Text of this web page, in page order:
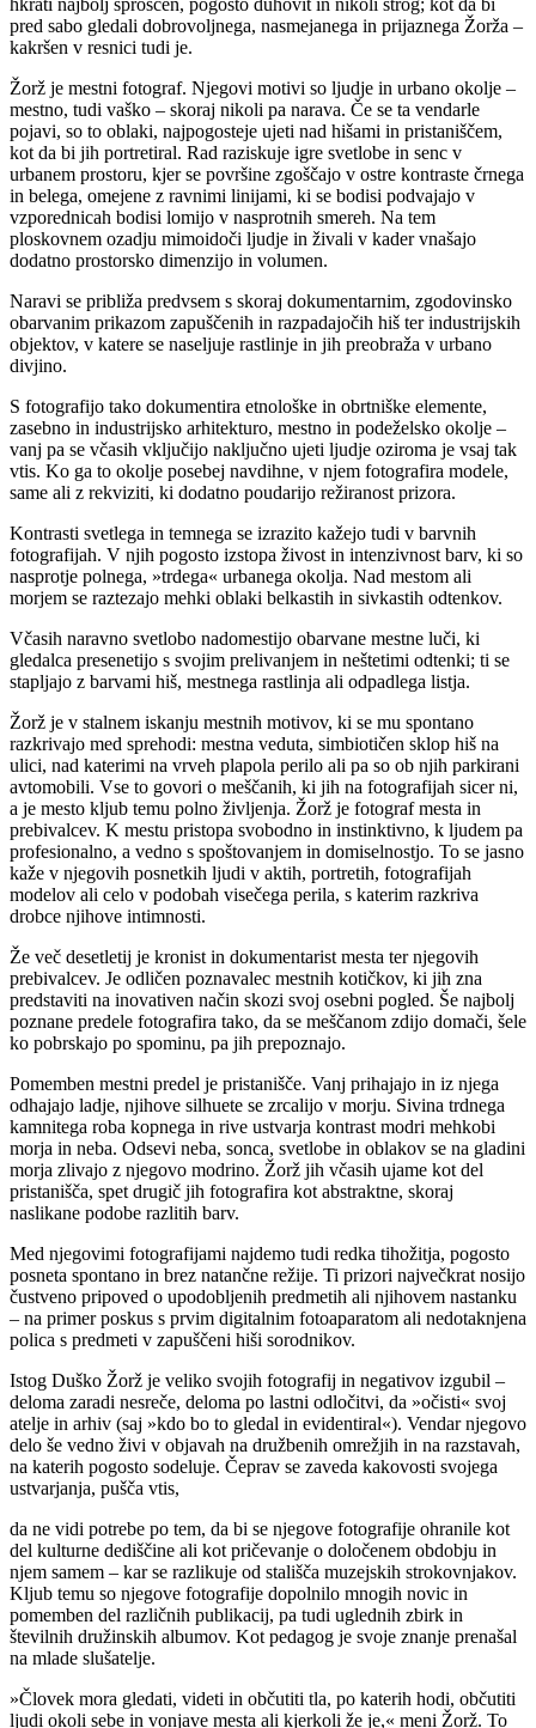
pred sabo gledali dobrovoljnega, nasmejanega in prijaznega Žorža –
kakršen v resnici tudi je.
Žorž je mestni fotograf. Njegovi motivi so ljudje in urbano okolje –
mestno, tudi vaško – skoraj nikoli pa narava. Če se ta vendarle
pojavi, so to oblaki, najpogosteje ujeti nad hišami in pristaniščem,
kot da bi jih portretiral. Rad raziskuje igre svetlobe in senc v
urbanem prostoru, kjer se površine zgoščajo v ostre kontraste črnega
in belega, omejene z ravnimi linijami, ki se bodisi podvajajo v
vzporednicah bodisi lomijo v nasprotnih smereh. Na tem
ploskovnem ozadju mimoidoči ljudje in živali v kader vnašajo
dodatno prostorsko dimenzijo in volumen.
Naravi se približa predvsem s skoraj dokumentarnim, zgodovinsko
obarvanim prikazom zapuščenih in razpadajočih hiš ter industrijskih
objektov, v katere se naseljuje rastlinje in jih preobraža v urbano
divjino.
S fotografijo tako dokumentira etnološke in obrtniške elemente,
zasebno in industrijsko arhitekturo, mestno in podeželsko okolje –
vanj pa se včasih vključijo naključno ujeti ljudje oziroma je vsaj tak
vtis. Ko ga to okolje posebej navdihne, v njem fotografira modele,
same ali z rekviziti, ki dodatno poudarijo režiranost prizora.
Kontrasti svetlega in temnega se izrazito kažejo tudi v barvnih
fotografijah. V njih pogosto izstopa živost in intenzivnost barv, ki so
nasprotje polnega, »trdega« urbanega okolja. Nad mestom ali
morjem se raztezajo mehki oblaki belkastih in sivkastih odtenkov.
Včasih naravno svetlobo nadomestijo obarvane mestne luči, ki
gledalca presenetijo s svojim prelivanjem in neštetimi odtenki; ti se
stapljajo z barvami hiš, mestnega rastlinja ali odpadlega listja.
Žorž je v stalnem iskanju mestnih motivov, ki se mu spontano
razkrivajo med sprehodi: mestna veduta, simbiotičen sklop hiš na
ulici, nad katerimi na vrveh plapola perilo ali pa so ob njih parkirani
avtomobili. Vse to govori o meščanih, ki jih na fotografijah sicer ni,
a je mesto kljub temu polno življenja. Žorž je fotograf mesta in
prebivalcev. K mestu pristopa svobodno in instinktivno, k ljudem pa
profesionalno, a vedno s spoštovanjem in domiselnostjo. To se jasno
kaže v njegovih posnetkih ljudi v aktih, portretih, fotografijah
modelov ali celo v podobah visečega perila, s katerim razkriva
drobce njihove intimnosti.
Že več desetletij je kronist in dokumentarist mesta ter njegovih
prebivalcev. Je odličen poznavalec mestnih kotičkov, ki jih zna
predstaviti na inovativen način skozi svoj osebni pogled. Še najbolj
poznane predele fotografira tako, da se meščanom zdijo domači, šele
ko pobrskajo po spominu, pa jih prepoznajo.
Pomemben mestni predel je pristanišče. Vanj prihajajo in iz njega
odhajajo ladje, njihove silhuete se zrcalijo v morju. Sivina trdnega
kamnitega roba kopnega in rive ustvarja kontrast modri mehkobi
morja in neba. Odsevi neba, sonca, svetlobe in oblakov se na gladini
morja zlivajo z njegovo modrino. Žorž jih včasih ujame kot del
pristanišča, spet drugič jih fotografira kot abstraktne, skoraj
naslikane podobe razlitih barv.
Med njegovimi fotografijami najdemo tudi redka tihožitja, pogosto
posneta spontano in brez natančne režije. Ti prizori največkrat nosijo
čustveno pripoved o upodobljenih predmetih ali njihovem nastanku
– na primer poskus s prvim digitalnim fotoaparatom ali nedotaknjena
polica s predmeti v zapuščeni hiši sorodnikov.
Istog Duško Žorž je veliko svojih fotografij in negativov izgubil –
deloma zaradi nesreče, deloma po lastni odločitvi, da »očisti« svoj
atelje in arhiv (saj »kdo bo to gledal in evidentiral«). Vendar njegovo
delo še vedno živi v objavah na družbenih omrežjih in na razstavah,
na katerih pogosto sodeluje. Čeprav se zaveda kakovosti svojega
ustvarjanja, pušča vtis,
da ne vidi potrebe po tem, da bi se njegove fotografije ohranile kot
del kulturne dediščine ali kot pričevanje o določenem obdobju in
njem samem – kar se razlikuje od stališča muzejskih strokovnjakov.
Kljub temu so njegove fotografije dopolnilo mnogih novic in
pomemben del različnih publikacij, pa tudi uglednih zbirk in
številnih družinskih albumov. Kot pedagog je svoje znanje prenašal
na mlade slušatelje.
»Človek mora gledati, videti in občutiti tla, po katerih hodi, občutiti
ljudi okoli sebe in vonjave mesta ali kjerkoli že je,« meni Žorž. To